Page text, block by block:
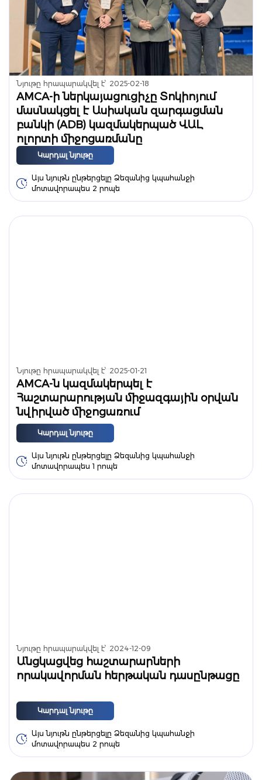
Նյութը հրապարակվել է՝ 2025-02-18
AMCA-ի ներկայացուցիչը Տոկիոյում
մասնակցել է Ասիական զարգացման
բանկի (ADB) կազմակերպած ՎԱԼ
ոլորտի միջոցառմանը
Կարդալ նյութը
Այս նյութն ընթերցելը Ձեզանից կպահանջի
մոտավորապես 2 րոպե
Նյութը հրապարակվել է՝ 2025-01-21
AMCA-ն կազմակերպել է
Հաշտարարության միջազգային օրվան
նվիրված միջոցառում
Կարդալ նյութը
Այս նյութն ընթերցելը Ձեզանից կպահանջի
մոտավորապես 1 րոպե
Նյութը հրապարակվել է՝ 2024-12-09
Անցկացվեց հաշտարարների
որակավորման հերթական դասընթացը
Կարդալ նյութը
Այս նյութն ընթերցելը Ձեզանից կպահանջի
մոտավորապես 2 րոպե